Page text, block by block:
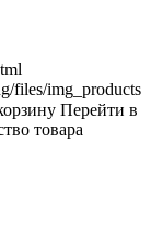
files/img_products
Перейти в
товара